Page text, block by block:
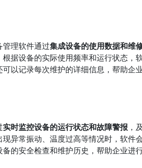
管理软件通过集成设备的使用数据和维
据设备的实际使用频率和运行状态，
以记录每次维护的详细信息，帮助企
实时监控设备的运行状态和故障警报 ，
异常振动、温度过高等情况时，软件
的安全检查和维护历史，帮助企业进